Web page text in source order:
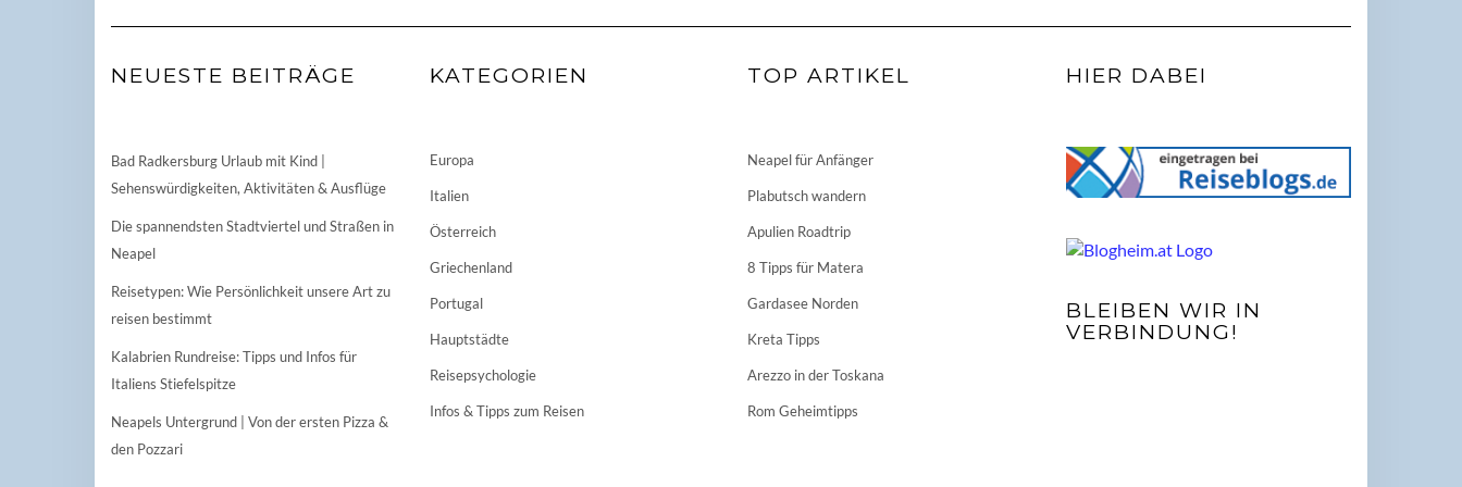
NEUESTE BEITRÄGE
Bad Radkersburg Urlaub mit Kind |
Sehenswürdigkeiten, Aktivitäten & Ausflüge
Die spannendsten Stadtviertel und Straßen in
Neapel
Reisetypen: Wie Persönlichkeit unsere Art zu
reisen bestimmt
Kalabrien Rundreise: Tipps und Infos für
Italiens Stiefelspitze
Neapels Untergrund | Von der ersten Pizza &
den Pozzari
KATEGORIEN
Europa
Italien
Österreich
Griechenland
Portugal
Hauptstädte
Reisepsychologie
Infos & Tipps zum Reisen
TOP ARTIKEL
Neapel für Anfänger
Plabutsch wandern
Apulien Roadtrip
8 Tipps für Matera
Gardasee Norden
Kreta Tipps
Arezzo in der Toskana
Rom Geheimtipps
HIER DABEI
BLEIBEN WIR IN
VERBINDUNG!